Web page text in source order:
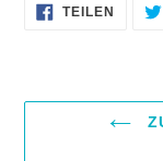
TEILEN